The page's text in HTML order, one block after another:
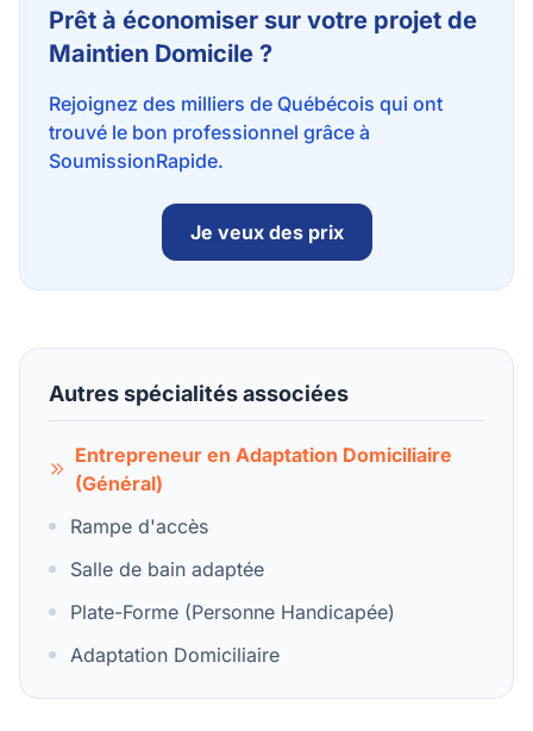
Prêt à économiser sur votre projet de
Maintien Domicile ?
Rejoignez des milliers de Québécois qui ont
trouvé le bon professionnel grâce à
SoumissionRapide.
Je veux des prix
Autres spécialités associées
Entrepreneur en Adaptation Domiciliaire
(Général)
Rampe d'accès
Salle de bain adaptée
Plate-Forme (Personne Handicapée)
Adaptation Domiciliaire